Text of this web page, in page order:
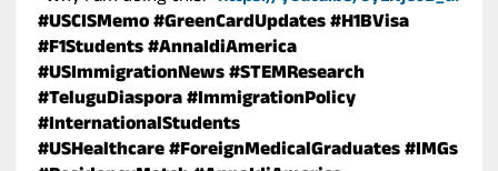
#USCISMemo#GreenCardUpdates#H1BVisa
#F1Students#AnnaIdiAmerica
#USImmigrationNews#STEMResearch
#TeluguDiaspora#ImmigrationPolicy
#InternationalStudents
#USHealthcare#ForeignMedicalGraduates#IMGs